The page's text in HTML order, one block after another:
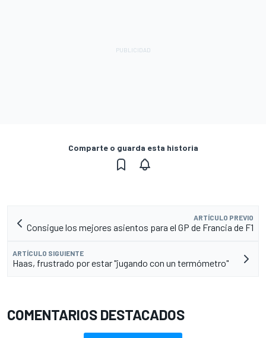
Comparte o guarda esta historia
ARTÍCULO PREVIO
Consigue los mejores asientos para el GP de Francia de F1
ARTÍCULO SIGUIENTE
Haas, frustrado por estar "jugando con un termómetro"
COMENTARIOS DESTACADOS